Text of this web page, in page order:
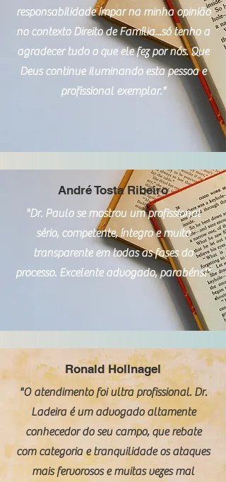
responsabilidade ímpar na minha opinião
no contexto Direito de Família...só tenho a
agradecer tudo o que ele fez por nós. Que
Deus continue iluminando esta pessoa e
profissional exemplar."
André Tosta Ribeiro
"Dr. Paulo se mostrou um profissional
sério, competente, íntegro e muito
transparente em todas as fases do
processo. Excelente advogado, parabéns!"
Ronald Hollnagel
"O atendimento foi ultra profissional. Dr.
Ladeira é um advogado altamente
conhecedor do seu campo, que rebate
com categoria e tranquilidade os ataques
mais fervorosos e muitas vezes mal